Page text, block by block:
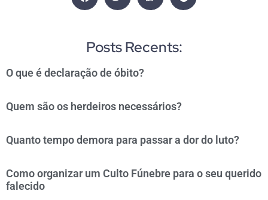
Posts Recents:
O que é declaração de óbito?
Quem são os herdeiros necessários?
Quanto tempo demora para passar a dor do luto?
Como organizar um Culto Fúnebre para o seu querido
falecido